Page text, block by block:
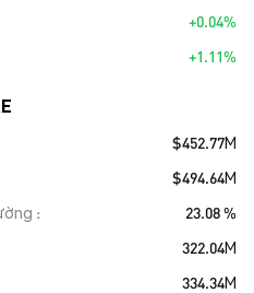
+0.04%
+1.11%
$452.77M
$494.64M
23.08 %
322.04M
334.34M